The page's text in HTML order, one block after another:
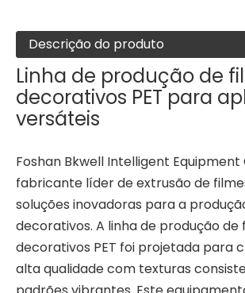
Descrição do produto
Linha de produção de
decorativos PET para
versáteis
Foshan Bkwell Intelligent Equipment
fabricante líder de extrusão de
soluções inovadoras para a
decorativos. A linha de produção de
decorativos PET foi projetada para
alta qualidade com texturas